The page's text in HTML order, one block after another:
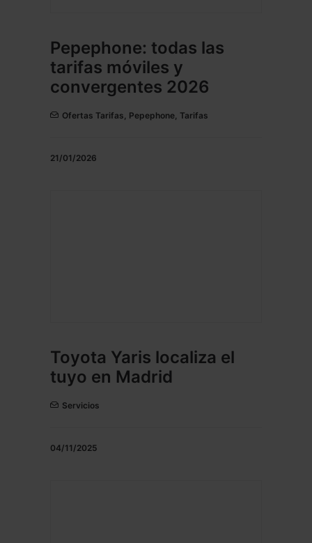
Pepephone: todas las
tarifas móviles y
convergentes 2026
Ofertas Tarifas, Pepephone, Tarifas
21/01/2026
Toyota Yaris localiza el
tuyo en Madrid
Servicios
04/11/2025